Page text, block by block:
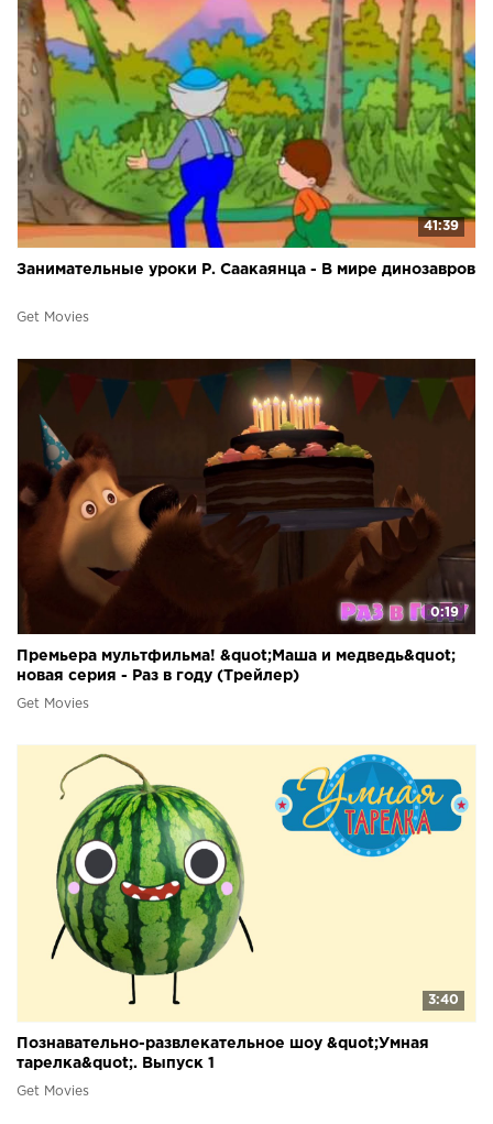
41:39
Занимательные уроки Р. Саакаянца - В мире динозавров
Get Movies
0:19
Премьера мультфильма! &quot;Маша и медведь&quot;
новая серия - Раз в году (Трейлер)
Get Movies
3:40
Познавательно-развлекательное шоу &quot;Умная
тарелка&quot;. Выпуск 1
Get Movies